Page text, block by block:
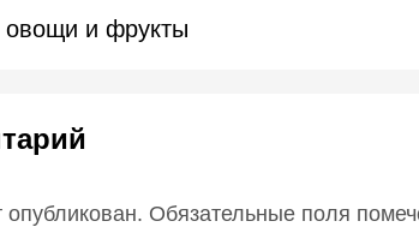
овощи и фрукты
Обязательные поля